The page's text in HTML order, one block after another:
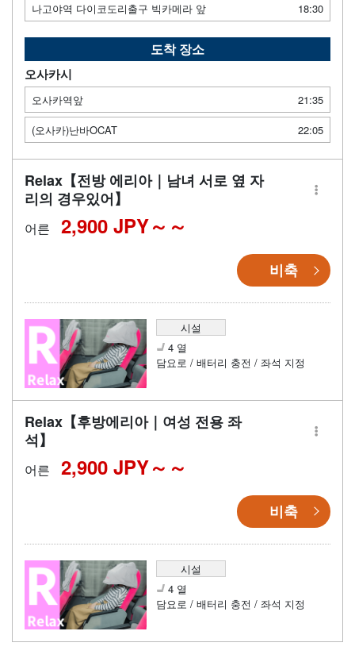
나고야역 다이코도리출구 빅카메라 앞 18:30
도착 장소
오사카시
오사카역앞
21:35
(오사카)난바OCAT
22:05
Relax【전방 에리아｜남녀 서로 옆 자
리의 경우있어】
어른 2,900 JPY～
비축
시설
4 열
담요로 / 배터리 충전 / 좌석 지정
Relax【후방에리아｜여성 전용 좌
석】
어른 2,900 JPY～
비축
시설
4 열
담요로 / 배터리 충전 / 좌석 지정